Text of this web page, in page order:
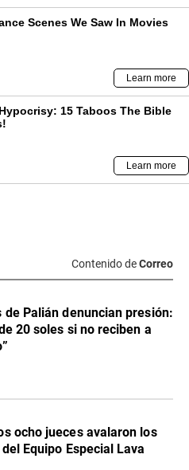
Contenido deCorreo
de Palián denuncian presión:
20 soles si no reciben a
ocho jueces avalaron los
Equipo Especial Lava